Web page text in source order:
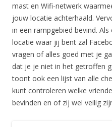
mast en Wifi-netwerk
jouw locatie achterhaald.
in een rampgebied bevind.
locatie waar jij bent zal
vragen of alles goed met je
dat je je niet in het getroffen
toont ook een lijst van alle
kunt controleren welke
bevinden en of zij wel veilig